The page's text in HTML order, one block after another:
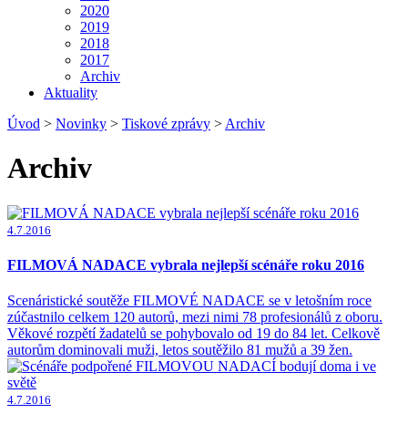
2020
2019
2018
2017
Archiv
Aktuality
Úvod > Novinky > Tiskové zprávy > Archiv
Archiv
4.7.2016
FILMOVÁ NADACE vybrala nejlepší scénáře roku 2016
Scenáristické soutěže FILMOVÉ NADACE se v letošním roce
zúčastnilo celkem 120 autorů, mezi nimi 78 profesionálů z oboru.
Věkové rozpětí žadatelů se pohybovalo od 19 do 84 let. Celkově
autorům dominovali muži, letos soutěžilo 81 mužů a 39 žen.
4.7.2016